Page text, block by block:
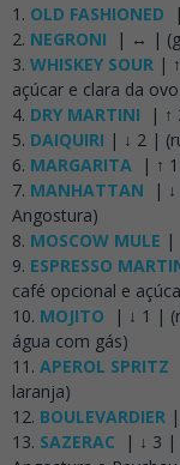
OLD FASHIONED
NEGRONI
| ↔ |
WHISKEY SOUR |
açúcar e clara da
DRY MARTINI
| ↑
DAIQUIRI | ↓ 2 |
MARGARITA
| ↑
MANHATTAN | ↓
Angostura)
MOSCOW MULE |
ESPRESSO
café opcional e
MOJITO | ↓ 1 |
água com gás)
APEROL SPRITZ
laranja)
BOULEVARDIER
SAZERAC
| ↓ 3 |